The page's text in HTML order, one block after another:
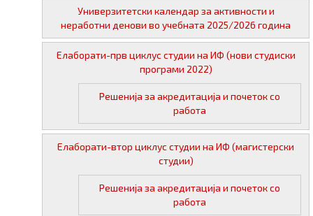
Универзитетски календар за активности и
неработни денови во учебната 2025/2026 година
Елаборати-прв циклус студии на ИФ (нови студиски
програми 2022)
Решенија за акредитација и почеток со
работа
Елаборати-втор циклус студии на ИФ (магистерски
студии)
Решенија за акредитација и почеток со
работа